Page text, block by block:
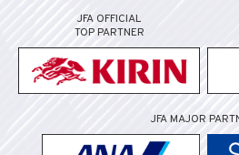
JFA OFFICIAL
TOP PARTNER
JFA MAJOR